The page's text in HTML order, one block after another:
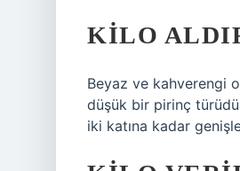
KILO
Beyaz ve kahverengi
düşük bir pirinç
iki katına kadar